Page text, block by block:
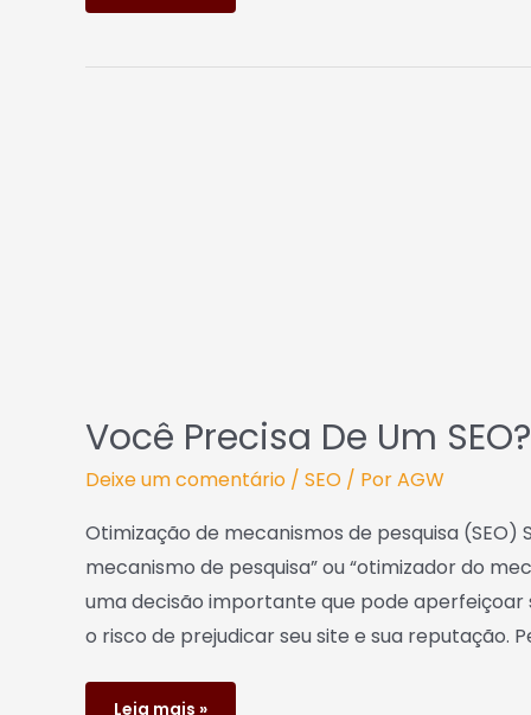
Você Precisa De Um SEO?
Deixe um comentário / SEO / PorAGW
Otimização de mecanismos de pesquisa (SEO)
mecanismo de pesquisa” ou “otimizador do
uma decisão importante que pode
o risco de prejudicar seu site e sua reputação.
Leia mais »